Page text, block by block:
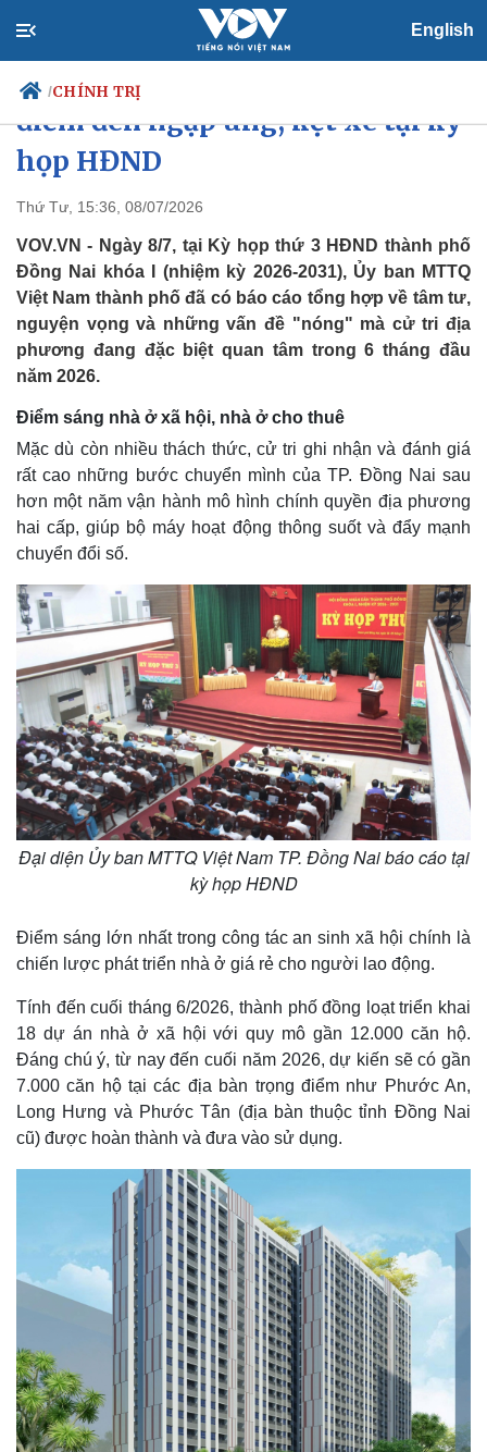
English
/CHÍNH TRỊ
Chính trị
Tổ chức nhân sự
Quốc hội
Nhận diện sự thật
Tin 24h
Dự báo thời tiết
Giáo dục
Dấu ấn VOV
Việc làm
Biển đảo
Cử tri Đồng Nai "điểm mặt" loạt
điểm đen ngập úng, kẹt xe tại kỳ
họp HĐND
Thứ Tư, 15:36, 08/07/2026
VOV.VN - Ngày 8/7, tại Kỳ họp thứ 3 HĐND thành phố
Đồng Nai khóa I (nhiệm kỳ 2026-2031), Ủy ban MTTQ
Việt Nam thành phố đã có báo cáo tổng hợp về tâm tư,
nguyện vọng và những vấn đề "nóng" mà cử tri địa
phương đang đặc biệt quan tâm trong 6 tháng đầu
năm 2026.
Điểm sáng nhà ở xã hội, nhà ở cho thuê
Mặc dù còn nhiều thách thức, cử tri ghi nhận và đánh giá
rất cao những bước chuyển mình của TP. Đồng Nai sau
hơn một năm vận hành mô hình chính quyền địa phương
hai cấp, giúp bộ máy hoạt động thông suốt và đẩy mạnh
chuyển đổi số.
Đại diện Ủy ban MTTQ Việt Nam TP. Đồng Nai báo cáo tại
kỳ họp HĐND
Điểm sáng lớn nhất trong công tác an sinh xã hội chính là
chiến lược phát triển nhà ở giá rẻ cho người lao động.
Tính đến cuối tháng 6/2026, thành phố đồng loạt triển khai
18 dự án nhà ở xã hội với quy mô gần 12.000 căn hộ.
Đáng chú ý, từ nay đến cuối năm 2026, dự kiến sẽ có gần
7.000 căn hộ tại các địa bàn trọng điểm như Phước An,
Long Hưng và Phước Tân (địa bàn thuộc tỉnh Đồng Nai
cũ) được hoàn thành và đưa vào sử dụng.